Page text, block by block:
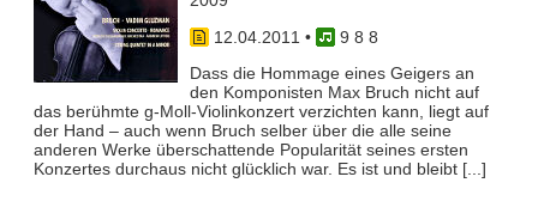
12.04.2011 •
9 8 8
Dass die Hommage eines Geigers an
den Komponisten Max Bruch nicht auf
das berühmte g-Moll-Violinkonzert verzichten kann, liegt auf
der Hand – auch wenn Bruch selber über die alle seine
anderen Werke überschattende Popularität seines ersten
Konzertes durchaus nicht glücklich war. Es ist und bleibt [...]